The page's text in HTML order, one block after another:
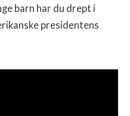
barn har du drept i
presidentens